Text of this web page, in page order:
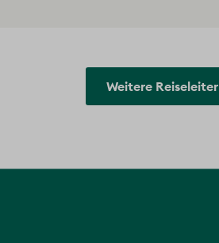
Weitere Reiseleiter